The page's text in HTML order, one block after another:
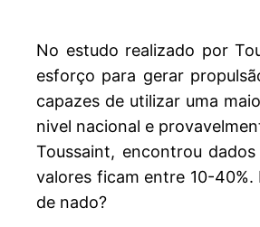
No estudo realizado por
esforço para gerar
capazes de utilizar uma
nivel nacional e
Toussaint, encontrou
valores ficam entre 10-40%.
de nado?